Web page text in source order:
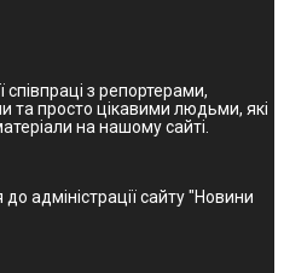
співпраці з репортерами,
та просто цікавими людьми, які
на нашому сайті.
адміністрації сайту "Новини